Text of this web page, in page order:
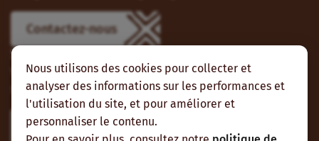
Nous utilisons des cookies pour collecter et
analyser des informations sur les performances et
l'utilisation du site, et pour améliorer et
personnaliser le contenu.
Contactez-nous
Suivez-nous
Vous pouvez aussi vous abonner à nos flux RSS et nous
suivre sur les réseaux sociaux.